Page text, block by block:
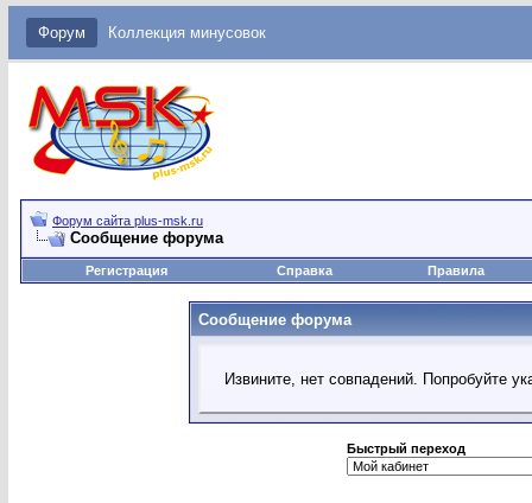
Форум Коллекция минусовок
Форум сайта plus-msk.ru
Сообщение форума
Регистрация Справка Правила
Сообщение форума
Извините, нет совпадений. Попробуйте
Быстрый переход